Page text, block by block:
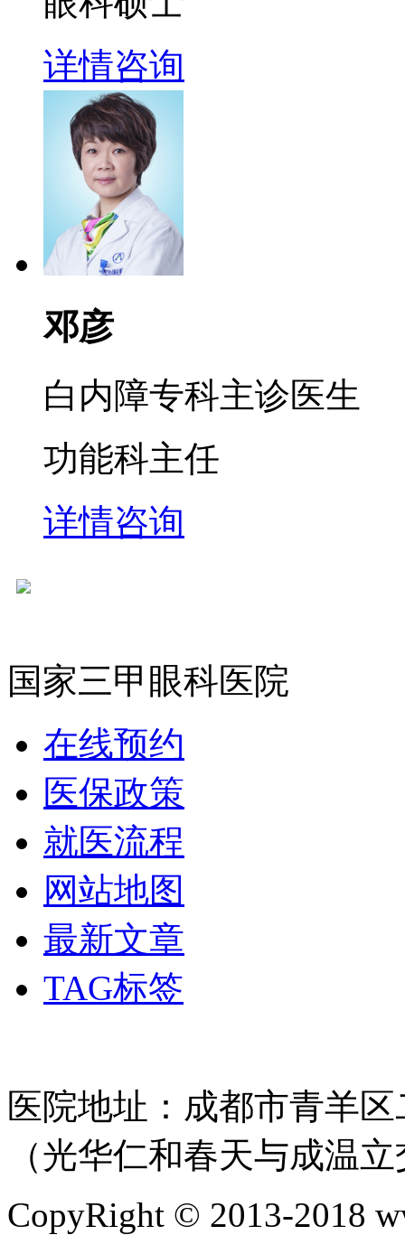
详情咨询
邓彦
白内障专科主诊医生
功能科主任
详情咨询
国家三甲眼科医院
在线预约
医保政策
就医流程
网站地图
最新文章
TAG标签
医院地址：成都市青羊
（光华仁和春天与成温
CopyRight © 2013-2018